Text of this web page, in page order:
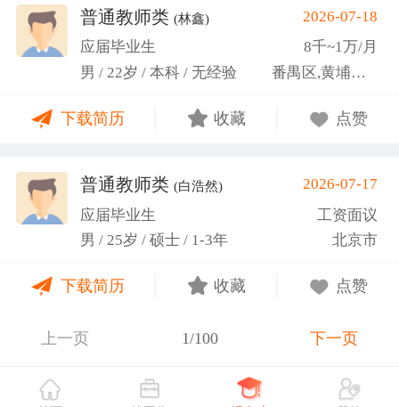
关活动。普通教师类 (林鑫)
2026-07-18
应届毕业生
8千~1万/月
男 / 22岁 / 本科 / 无经验
番禺区,黄埔区,越秀区
下载简历 收藏 点赞
普通教师类 (白浩然)
2026-07-17
应届毕业生
工资面议
男 / 25岁 / 硕士 / 1-3年
北京市
下载简历 收藏 点赞
上一页 1/100 下一页